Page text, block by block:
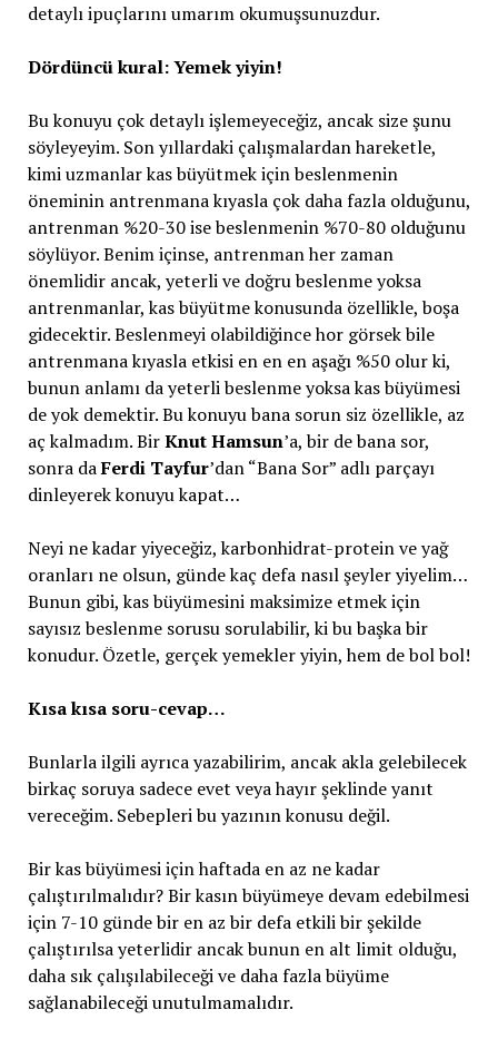
detaylı ipuçlarını umarım okumuşsunuzdur.
Dördüncü kural: Yemek yiyin!
Bu konuyu çok detaylı işlemeyeceğiz, ancak size şunu
söyleyeyim. Son yıllardaki çalışmalardan hareketle,
kimi uzmanlar kas büyütmek için beslenmenin
öneminin antrenmana kıyasla çok daha fazla olduğunu,
antrenman %20-30 ise beslenmenin %70-80 olduğunu
söylüyor. Benim içinse, antrenman her zaman
önemlidir ancak, yeterli ve doğru beslenme yoksa
antrenmanlar, kas büyütme konusunda özellikle, boşa
gidecektir. Beslenmeyi olabildiğince hor görsek bile
antrenmana kıyasla etkisi en en en aşağı %50 olur ki,
bunun anlamı da yeterli beslenme yoksa kas büyümesi
de yok demektir. Bu konuyu bana sorun siz özellikle, az
aç kalmadım. BirKnut Hamsun’a, bir de bana sor,
sonra daFerdi Tayfur’dan “Bana Sor” adlı parçayı
dinleyerek konuyu kapat…
Neyi ne kadar yiyeceğiz, karbonhidrat-protein ve yağ
oranları ne olsun, günde kaç defa nasıl şeyler yiyelim…
Bunun gibi, kas büyümesini maksimize etmek için
sayısız beslenme sorusu sorulabilir, ki bu başka bir
konudur. Özetle, gerçek yemekler yiyin, hem de bol bol!
Kısa kısa soru-cevap…
Bunlarla ilgili ayrıca yazabilirim, ancak akla gelebilecek
birkaç soruya sadece evet veya hayır şeklinde yanıt
vereceğim. Sebepleri bu yazının konusu değil.
Bir kas büyümesi için haftada en az ne kadar
çalıştırılmalıdır? Bir kasın büyümeye devam edebilmesi
için 7-10 günde bir en az bir defa etkili bir şekilde
çalıştırılsa yeterlidir ancak bunun en alt limit olduğu,
daha sık çalışılabileceği ve daha fazla büyüme
sağlanabileceği unutulmamalıdır.